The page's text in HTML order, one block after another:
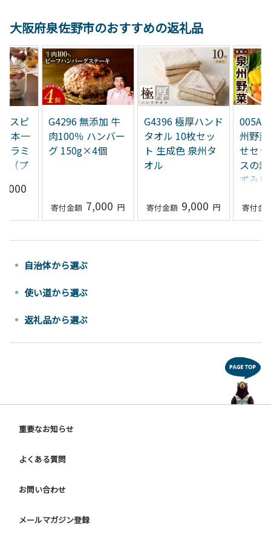
大阪府泉佐野市のおすすめの返礼品
スピ
本一
ラミ
（プ
G4296 無添加 牛
肉100％ ハンバー
グ 150g×4個
7,000
G4396 極厚ハンド
タオル 10枚セッ
ト 生成色 泉州タ
オル
9,000
州野
せセ
スの
ずみ
自治体から選ぶ
使い道から選ぶ
返礼品から選ぶ
重要なお知らせ
よくある質問
お問い合わせ
メールマガジン登録